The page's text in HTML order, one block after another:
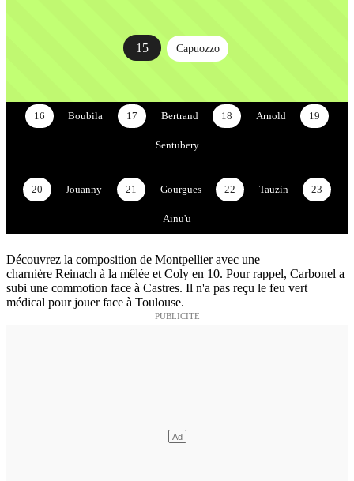
15 Capuozzo
16 Boubila 17 Bertrand 18 Arnold 19
Sentubery
20 Jouanny 21 Gourgues 22 Tauzin 23
Ainu'u
Découvrez la composition de Montpellier avec une
charnière Reinach à la mêlée et Coly en 10. Pour rappel, Carbonel a
subi une commotion face à Castres. Il n'a pas reçu le feu vert
médical pour jouer face à Toulouse.